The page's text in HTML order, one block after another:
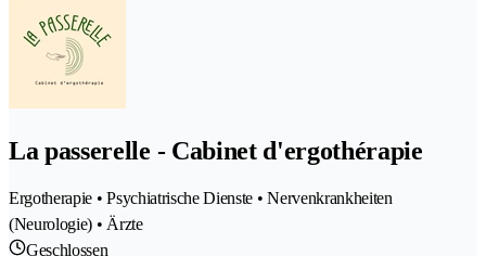
La passerelle - Cabinet d'ergothérapie
Ergotherapie • Psychiatrische Dienste • Nervenkrankheiten
(Neurologie) • Ärzte
Geschlossen